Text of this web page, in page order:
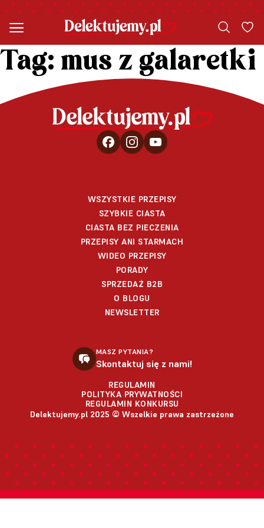
Tag: mus z galaretki
WSZYSTKIE PRZEPISY
SZYBKIE CIASTA
CIASTA BEZ PIECZENIA
PRZEPISY ANI STARMACH
WIDEO PRZEPISY
PORADY
SPRZEDAŻ B2B
O BLOGU
NEWSLETTER
MASZ PYTANIA?
Skontaktuj się z nami!
REGULAMIN
POLITYKA PRYWATNOŚCI
REGULAMIN KONKURSU
Delektujemy.pl 2025 © Wszelkie prawa zastrzeżone